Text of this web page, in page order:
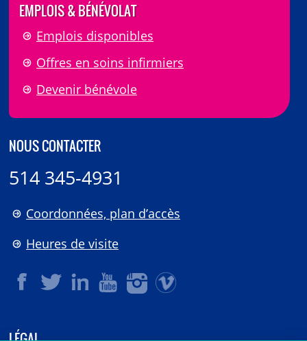
EMPLOIS & BÉNÉVOLAT
Emplois disponibles
Offres en soins infirmiers
Devenir bénévole
NOUS CONTACTER
514 345-4931
Coordonnées, plan d’accès
Heures de visite